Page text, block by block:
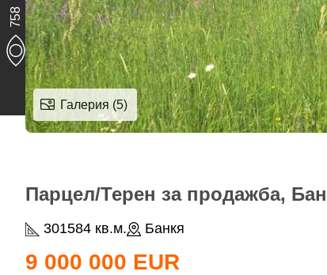
758
Галерия (5)
Парцел/Терен за продажба,
301584 кв.м. Банкя
9 000 000 EUR